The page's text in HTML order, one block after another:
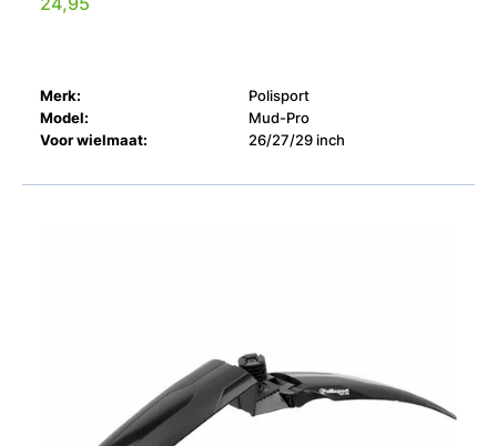
Merk:
Polisport
Model:
Mud-Pro
Voor wielmaat:
26/27/29 inch